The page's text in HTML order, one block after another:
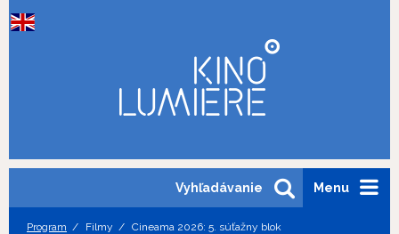
Menu
Vyhľadávanie
Program Filmy Cineama 2026: 5. súťažny blok